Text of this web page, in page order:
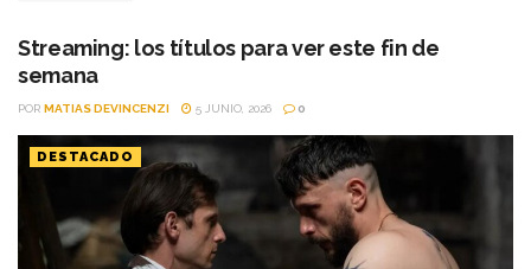
el menú tiene de todo. I Will Find You - Netflix Te
encontraré es una miniserie basada en...
Streaming: los títulos para ver este fin de
semana
POR MATIAS DEVINCENZI 5 JUNIO, 2026 0
DESTACADO